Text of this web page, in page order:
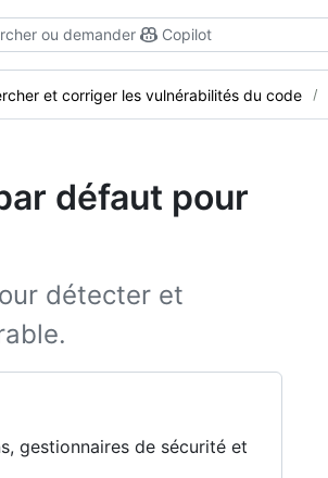
ou demander Copilot
et corriger les vulnérabilités du code
défaut pour
détecter et
gestionnaires de sécurité et